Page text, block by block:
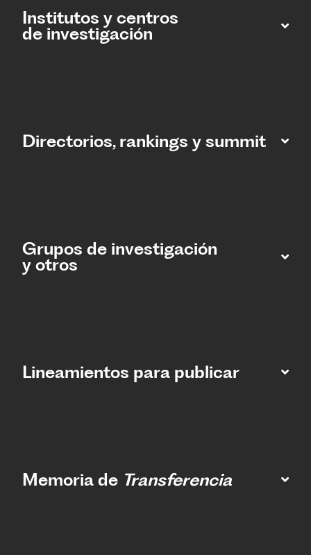
Institutos y centros
de investigación
Directorios, rankings y summit
Grupos de investigación
y otros
Lineamientos para publicar
Memoria de Transferencia